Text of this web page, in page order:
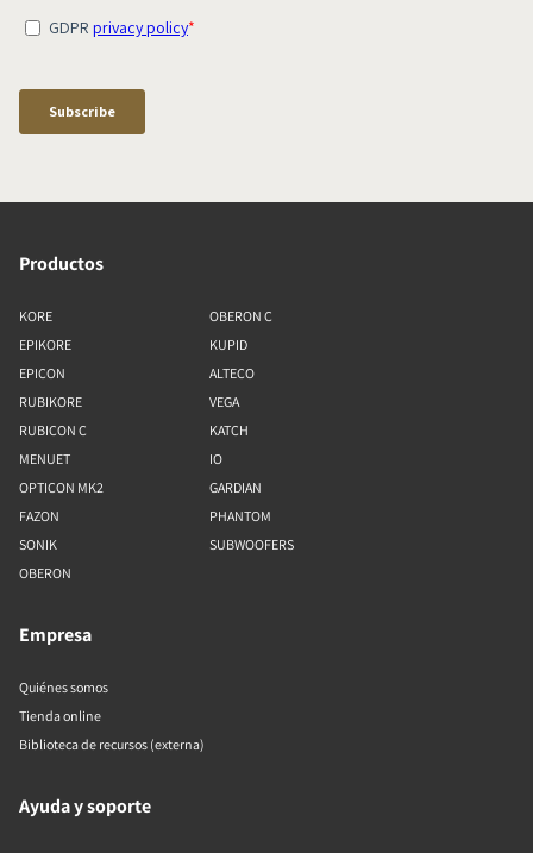
Productos
KORE
EPIKORE
EPICON
RUBIKORE
RUBICON C
MENUET
OPTICON MK2
FAZON
SONIK
OBERON
OBERON C
KUPID
ALTECO
VEGA
KATCH
IO
GARDIAN
PHANTOM
SUBWOOFERS
Empresa
Quiénes somos
Tienda online
Biblioteca de recursos (externa)
Ayuda y soporte